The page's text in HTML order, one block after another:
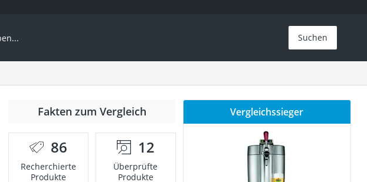
Suchen
Fakten zum Vergleich
86
Recherchierte
Produkte
12
Überprüfte
Produkte
Vergleichssieger